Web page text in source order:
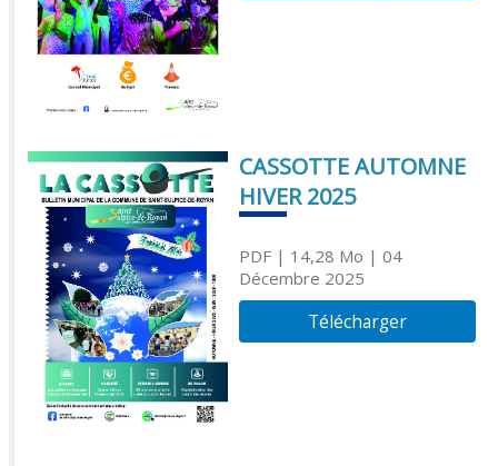
CASSOTTE AUTOMNE
HIVER 2025
PDF| 14,28 Mo | 04
Décembre 2025
Télécharger